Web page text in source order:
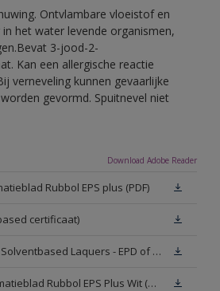
Ontvlambare vloeistof en
het water levende organismen,
3-jood-2-
Kan een allergische reactie
verneveling kunnen gevaarlijke
gevormd. Spuitnevel niet
Download Adobe Reader
Rubbol EPS plus (PDF)
certificaat)
Sikkens Exterior Solventbased Laquers - EPD of Milieuproductverklaring
Veiligheidsinformatieblad Rubbol EPS Plus Wit (MSDS)